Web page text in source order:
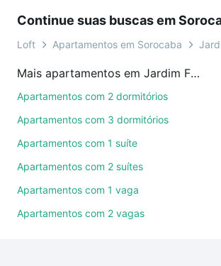
videochamada, é grátis, sem
ainda conta com mais de 46 mil
de imóveis.
Como escolher um imóvel?
ruas, bairros e até condomínios
também pode usar os filtros como
quartos, suítes, com ou sem vaga de
comodidades, como piscina,
Continue suas buscas em
Loft Apartamentos em Sorocaba
Mais apartamentos em Jardim Faculdade
Apartamentos com 2 dormitórios
Apartamentos com 3 dormitórios
Apartamentos com 1 suíte
Apartamentos com 2 suítes
Apartamentos com 1 vaga
Apartamentos com 2 vagas